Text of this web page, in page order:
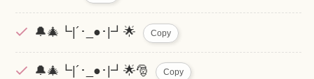
🔔🎄┗|´･_●･|┛🌟 Copy
🔔🎄┗|´･_●･|┛🌟🎅 Copy